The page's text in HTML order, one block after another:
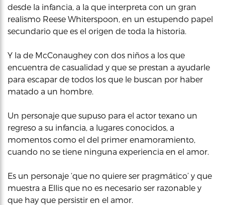
desde la infancia, a la que interpreta con un gran
realismo Reese Whiterspoon, en un estupendo papel
secundario que es el origen de toda la historia.
Y la de McConaughey con dos niños a los que
encuentra de casualidad y que se prestan a ayudarle
para escapar de todos los que le buscan por haber
matado a un hombre.
Un personaje que supuso para el actor texano un
regreso a su infancia, a lugares conocidos, a
momentos como el del primer enamoramiento,
cuando no se tiene ninguna experiencia en el amor.
Es un personaje ‘que no quiere ser pragmático’ y que
muestra a Ellis que no es necesario ser razonable y
que hay que persistir en el amor.